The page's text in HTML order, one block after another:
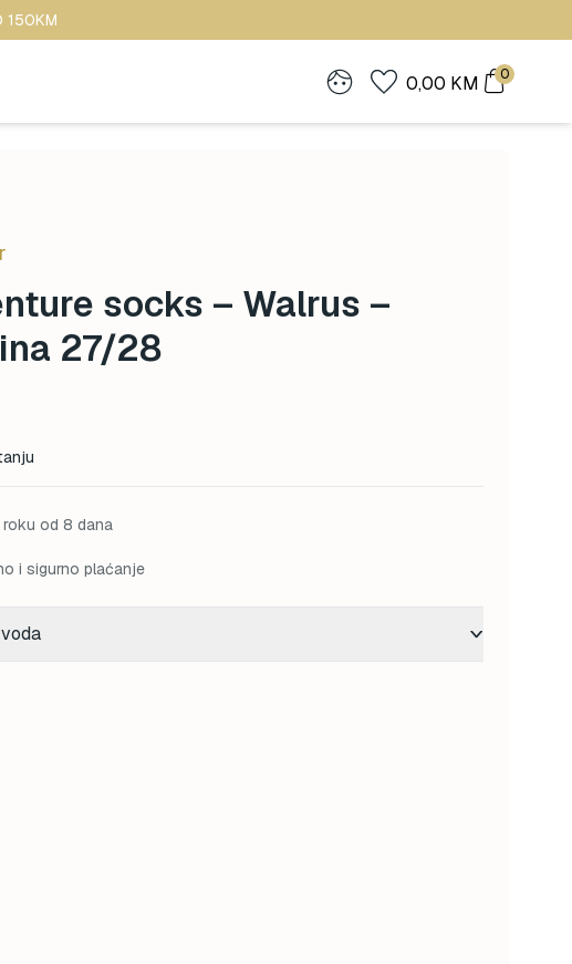
150KM
0,00 KM 0
socks – Walrus –
27/28
od 8 dana
i sigurno plaćanje